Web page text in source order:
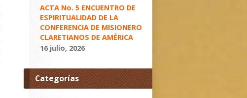
ACTA No. 5 ENCUENTRO DE
ESPIRITUALIDAD DE LA
CONFERENCIA DE MISIONERO
CLARETIANOS DE AMÉRICA
16 julio, 2026
Categorías